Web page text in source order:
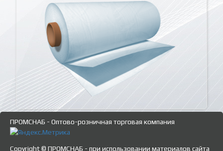
ПРОМСНАБ - Оптово-розничная торговая компания
Copyright © ПРОМСНАБ - при использовании материалов сайта